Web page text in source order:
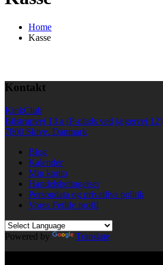
Home
Kasse
Kontakt
KinkClub
Bilstrupvej 13 a (P-plads ved jægervej 12)
7800 Skive, Danmark
Blog
Kalender
Min konto
Handelsbetingelser
Persondata og privatlivs politik
Vores Fetlife profil
Powered by
Translate